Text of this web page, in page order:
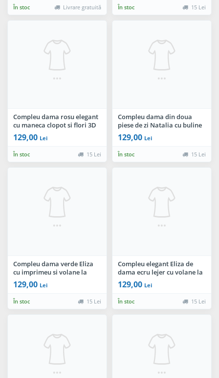
În stoc Livrare gratuită În stoc 15 Lei
Compleu dama rosu elegant
cu maneca clopot si flori 3D
By InPuff
129,00 Lei
În stoc 15 Lei
Compleu dama din doua
piese de zi Natalia cu buline
By InPuff
129,00 Lei
În stoc 15 Lei
Compleu dama verde Eliza
cu imprimeu si volane la
maneci By InPuff
129,00 Lei
În stoc 15 Lei
Compleu elegant Eliza de
dama ecru lejer cu volane la
maneci By InPuff
129,00 Lei
În stoc 15 Lei